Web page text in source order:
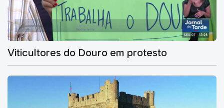
Viticultores do Douro em protesto